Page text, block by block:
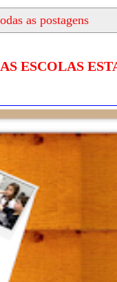
as postagens
ESCOLAS